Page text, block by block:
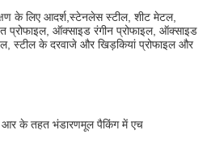
के लिए आदर्श, स्टेनलेस स्टील, शीट मेटल,
प्रोफाइल, ऑक्साइड रंगीन प्रोफाइल, ऑक्साइड
स्टील के दरवाजे और खिड़कियां प्रोफाइल और
आर के तहत भंडारणमूल पैकिंग में एच